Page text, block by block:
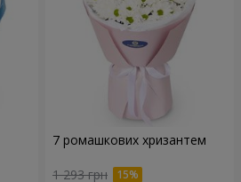
7 ромашкових хризантем
1 293 грн